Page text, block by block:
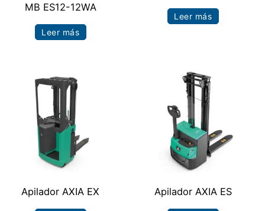
MB ES12-12WA
Leer más
Leer más
Apilador AXIA EX Apilador AXIA ES